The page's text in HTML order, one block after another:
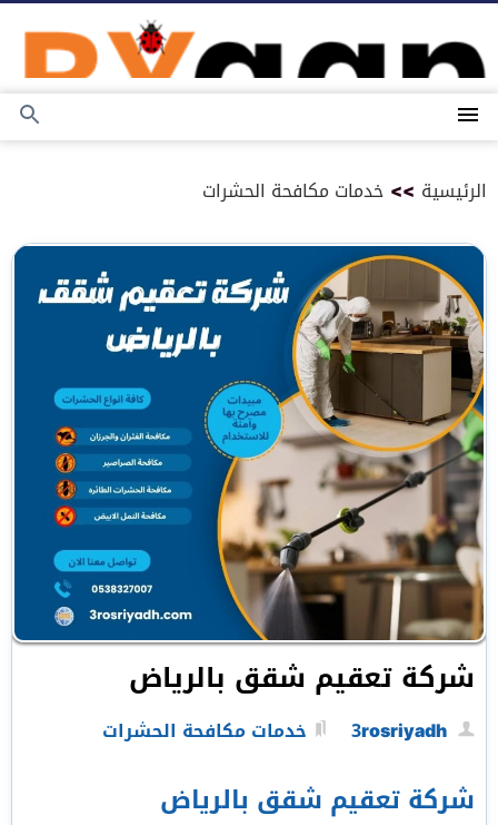
إلى
المحتوى
القائمة
بحث
الرئيسية >> خدمات مكافحة الحشرات
شركة تعقيم شقق بالرياض
3rosriyadh خدمات مكافحة الحشرات
شركة تعقيم شقق بالرياض